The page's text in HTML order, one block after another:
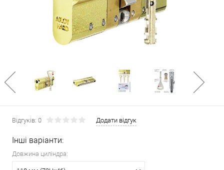
Відгуків: 0 Додати відгук
Інші варіанти:
Довжина циліндра: